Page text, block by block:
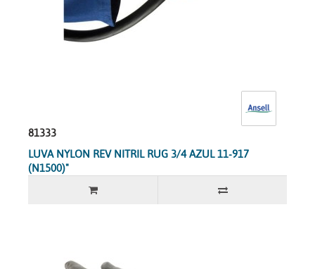
81333
LUVA NYLON REV NITRIL RUG 3/4 AZUL 11-917
(N1500)"